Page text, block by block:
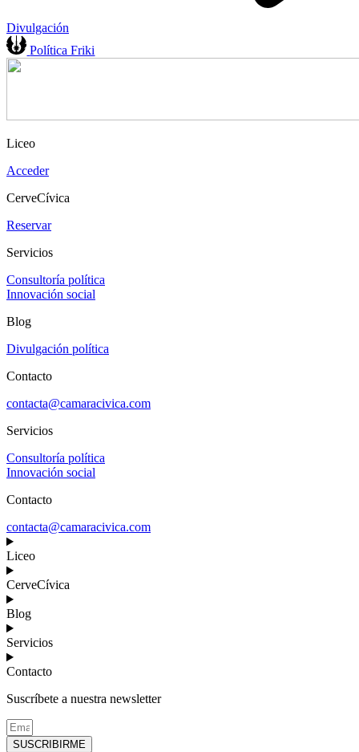
Divulgación
Política Friki
Liceo
Acceder
CerveCívica
Reservar
Servicios
Consultoría política
Innovación social
Blog
Divulgación política
Contacto
contacta@camaracivica.com
Servicios
Consultoría política
Innovación social
Contacto
contacta@camaracivica.com
Liceo
CerveCívica
Blog
Servicios
Contacto
Suscríbete a nuestra newsletter
SUSCRIBIRME